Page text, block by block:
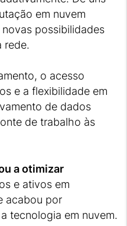
em nuvem
possibilidades
rede.
o acesso
e a flexibilidade em
de dados
de trabalho às
a otimizar
e ativos em
acabou por
tecnologia em nuvem.